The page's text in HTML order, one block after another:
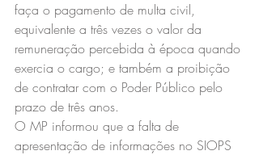
faça o pagamento de multa civil,
equivalente a três vezes o valor da
remuneração percebida à época quando
exercia o cargo; e também a proibição
de contratar com o Poder Público pelo
prazo de três anos.
O MP informou que a falta de
apresentação de informações no SIOPS